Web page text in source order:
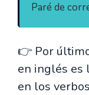
Paré de
👉 Por
en inglés es
en los